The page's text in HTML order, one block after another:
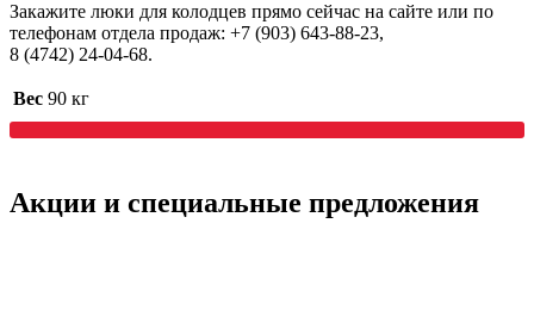
Закажите люки для колодцев прямо сейчас на сайте или по
телефонам отдела продаж: +7 (903) 643‑88‑23,
8 (4742) 24‑04‑68.
Вес 90 кг
Акции и специальные предложения